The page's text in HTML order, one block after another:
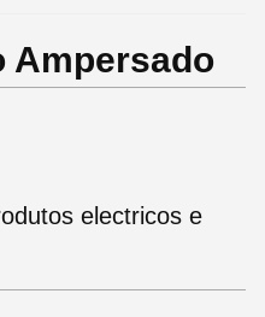
Ampersado
electricos e